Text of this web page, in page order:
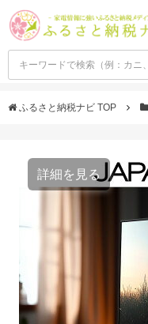
ふるさと納税ナビ TOP
詳細を見る